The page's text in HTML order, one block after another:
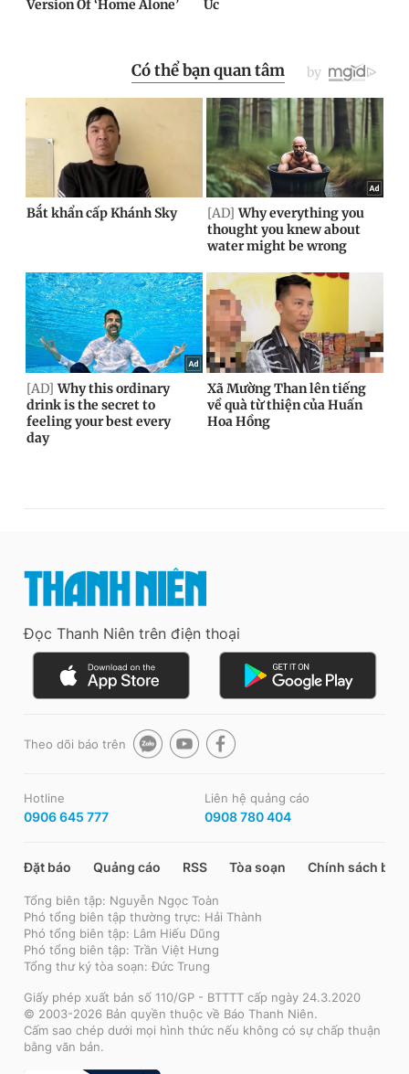
Đọc Thanh Niên trên điện thoại
Theo dõi báo trên
Hotline
0906 645 777
Liên hệ quảng cáo
0908 780 404
Đặt báo Quảng cáo RSS Tòa soạn Chính sách bảo
Tổng biên tập: Nguyễn Ngọc Toàn
Phó tổng biên tập thường trực: Hải Thành
Phó tổng biên tập: Lâm Hiếu Dũng
Phó tổng biên tập: Trần Việt Hưng
Tổng thư ký tòa soạn: Đức Trung
Giấy phép xuất bản số 110/GP - BTTTT cấp ngày 24.3.2020
© 2003-2026 Bản quyền thuộc về Báo Thanh Niên.
Cấm sao chép dưới mọi hình thức nếu không có sự chấp thuận
bằng văn bản.